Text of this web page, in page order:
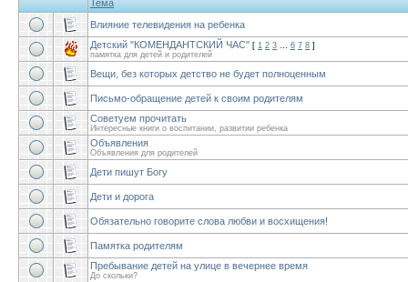
Тема
Влияние телевидения на ребенка
Детский "КОМЕНДАНТСКИЙ ЧАС" [ 1 2 3 … 6 7 8 ]
памятка для детей и родителей
Вещи, без которых детство не будет полноценным
Письмо-обращение детей к своим родителям
Советуем прочитать
Интересные книги о воспитании, развитии ребенка
Объявления
Объявления для родителей
Дети пишут Богу
Дети и дорога
Обязательно говорите слова любви и восхищения!
Памятка родителям
Пребывание детей на улице в вечернее время
До скольки?